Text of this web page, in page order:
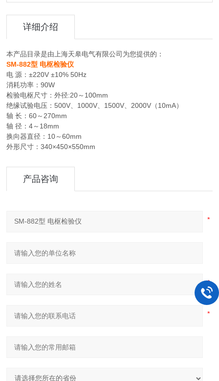
详细介绍
本产品目录是由上海天皋电气有限公司为您提供的：
SM-882型 电枢检验仪
电 源：±220V ±10% 50Hz
消耗功率：90W
检验电枢尺寸：外径:20～100mm
绝缘试验电压：500V、1000V、1500V、2000V（10mA）
轴 长：60～270mm
轴 径：4～18mm
换向器直径：10～60mm
外形尺寸：340×450×550mm
产品咨询